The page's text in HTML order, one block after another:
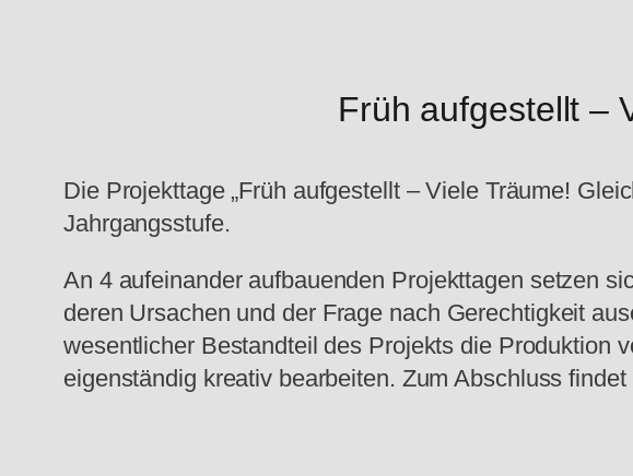
Früh aufgestellt –
Die Projekttage „Früh aufgestellt – Viele Träume!
Jahrgangsstufe.
An 4 aufeinander aufbauenden Projekttagen setzen
deren Ursachen und der Frage nach Gerechtigkeit
wesentlicher Bestandteil des Projekts die Produktion
eigenständig kreativ bearbeiten. Zum Abschluss